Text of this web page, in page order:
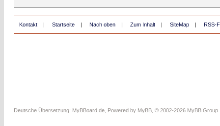
Kontakt | Startseite | Nach oben | Zum Inhalt | SiteMap | RSS-
Deutsche Übersetzung: MyBBoard.de , Powered by MyBB , © 2002-2026 MyBB Group